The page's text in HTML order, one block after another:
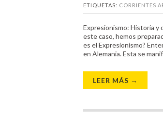
ETIQUETAS: CORRIENTES
Expresionismo: Historia
este caso, hemos
es el Expresionismo?
en Alemania. Esta se
LEER MÁS →